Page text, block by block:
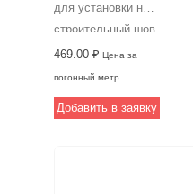
для установки на
строительный шов.
Изготовлен из
высокопрочного
вставляется в
469.00 ₽ Цена за
погонный метр
Добавить в заявку